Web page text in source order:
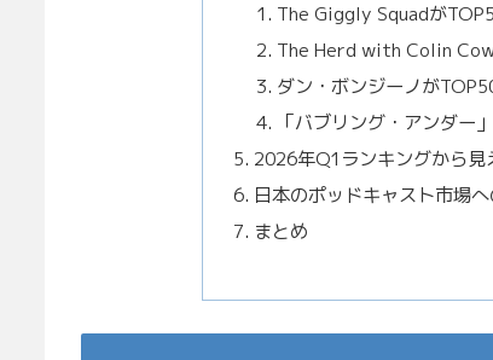
The Giggly Squadが
The Herd with Colin
ダン・ボンジーノが
「バブリング・アンダー
2026年Q1ランキングから見
日本のポッドキャスト市場
まとめ